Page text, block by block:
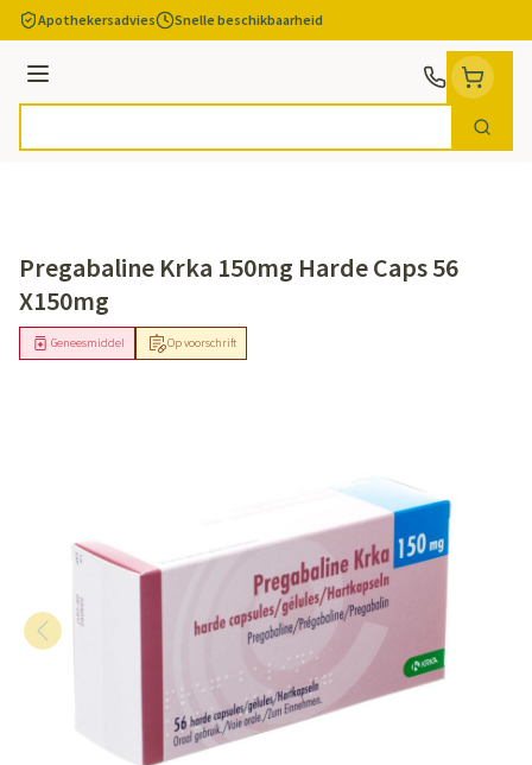
Ga naar de inhoud
Apothekersadvies Snelle beschikbaarheid
Menu
Zoek
Pregabaline Krka 150mg Harde Caps 56
X150mg
Op voorschrift
Geneesmiddel